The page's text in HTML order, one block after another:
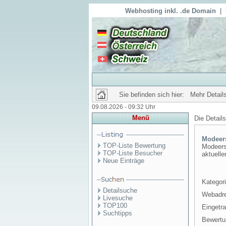
Webhosting inkl. .de Domain
Sie befinden sich hier: Mehr
09.08.2026 - 09:32 Uhr
Menü
TOP-Liste Bewertung
TOP-Liste Besucher
Neue Einträge
Detailsuche
Livesuche
TOP100
Suchtipps
Die